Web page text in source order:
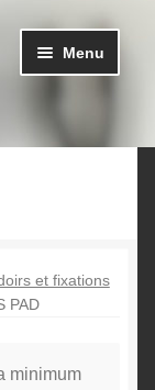
Menu
le
et fixations
PAD
minimum